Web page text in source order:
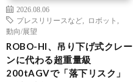
2026.08.06
プレスリリースなど
ロボット
動向/展望
ROBO-HI、吊り下げ式クレー
ンに代わる超重量級
200tAGVで「落下リスク」